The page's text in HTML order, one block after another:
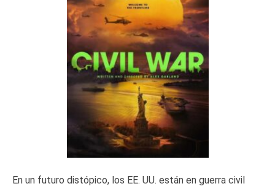
En un futuro distópico, los EE. UU. están en guerra civil